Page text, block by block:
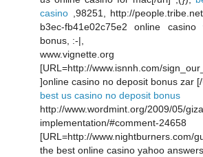
casino ,98251, http://
b3ec-fb41e02c75e2 online
bonus, :-|,
www.vignette.org
[URL=http://www.isnnh.com/
]online casino no deposit bonus zar
best us casino no deposit bonus
http://www.wordmint.org/2009/05/
implementation/#comment-24658
[URL=http://www.nightburners.com/
the best online casino yahoo